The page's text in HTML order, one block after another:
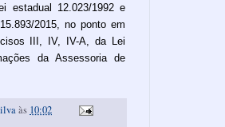
estadual 12.023/1992 e
2015, no ponto em
III, IV, IV-A, da Lei
da Assessoria de
às 10:02